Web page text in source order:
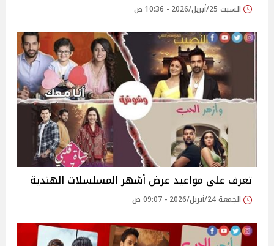
السبت 25/أبريل/2026 - 10:36 ص
تعرف على مواعيد عرض أشهر المسلسلات الهندية
الجمعة 24/أبريل/2026 - 09:07 ص